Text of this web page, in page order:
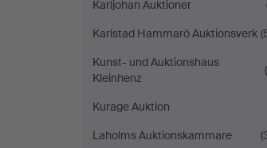
Karljohan Auktioner
Karlstad Hammarö Auktionsverk
Kunst- und Auktionshaus
Kleinhenz
Kurage Auktion
Laholms Auktionskammare